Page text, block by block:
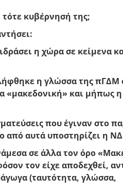
κυβέρνησή της;
η χώρα σε κείμενα
η γλώσσα της πΓΔΜ
«μακεδονική» και μήπως
που έγιναν στο
από αυτά υποστηρίζει η
σε άλλα τον όρο
τον είχε αποδεχθεί,
(ταυτότητα, γλώσσα,